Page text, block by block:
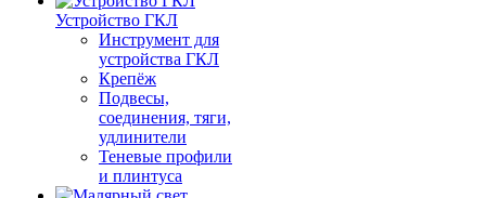
Устройство ГКЛ
Инструмент для
устройства ГКЛ
Крепёж
Подвесы,
соединения, тяги,
удлинители
Теневые профили
и плинтуса